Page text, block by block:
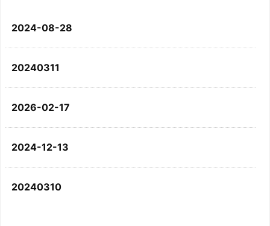
2024-08-28
20240311
2026-02-17
2024-12-13
20240310